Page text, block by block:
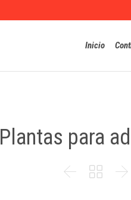
Inicio
Plantas para
  